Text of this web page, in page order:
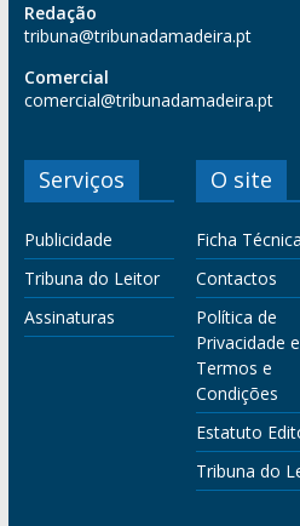
Redação
tribuna@tribunadamadeira.pt
Comercial
comercial@tribunadamadeira.pt
Serviços
Publicidade
Tribuna do Leitor
Assinaturas
O site
Ficha Técnica
Contactos
Política de
Privacidade e
Termos e
Condições
Estatuto
Tribuna do